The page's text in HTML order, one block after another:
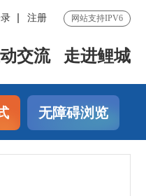
注册 网站支持IPV6
交流 走进鲤城
无障碍浏览